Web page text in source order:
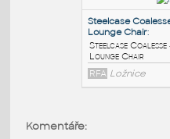
Chair - A:
Steelcase -
Chair - Arm
RFA Sezení
Komentáře: